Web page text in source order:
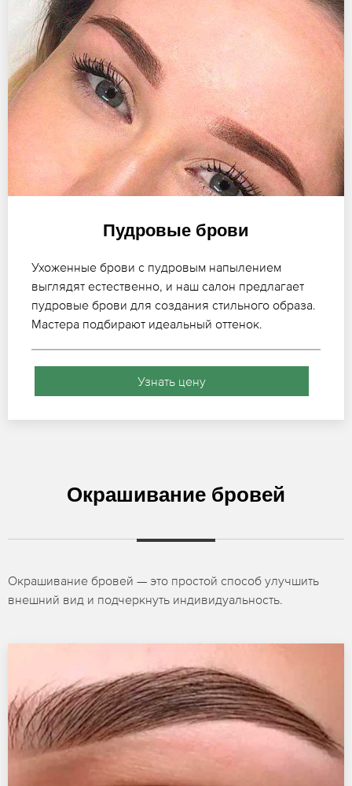
Пудровые брови
Ухоженные брови с пудровым напылением
выглядят естественно, и наш салон предлагает
пудровые брови для создания стильного образа.
Мастера подбирают идеальный оттенок.
Узнать цену
Окрашивание бровей
Окрашивание бровей — это простой способ улучшить
внешний вид и подчеркнуть индивидуальность.